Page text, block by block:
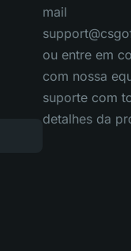
mail
ou entre em
com nossa
suporte com
detalhes da